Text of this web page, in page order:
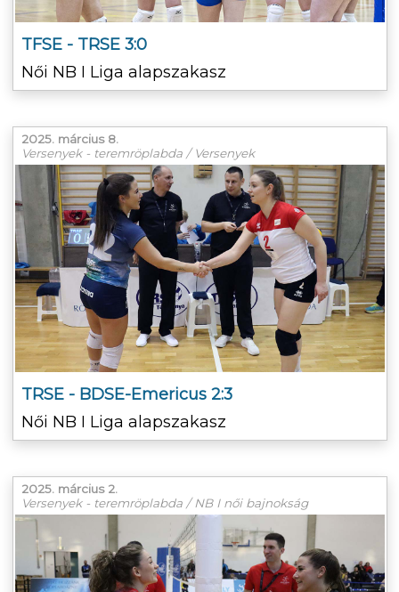
TFSE - TRSE 3:0
Női NB I Liga alapszakasz
2025. március 8.
Versenyek - teremröplabda / Versenyek
TRSE - BDSE-Emericus 2:3
Női NB I Liga alapszakasz
2025. március 2.
Versenyek - teremröplabda / NB I női bajnokság